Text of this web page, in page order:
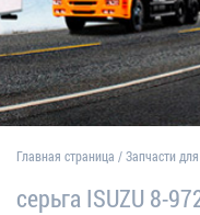
Главная страница /Запчасти
серьга ISUZU 8-